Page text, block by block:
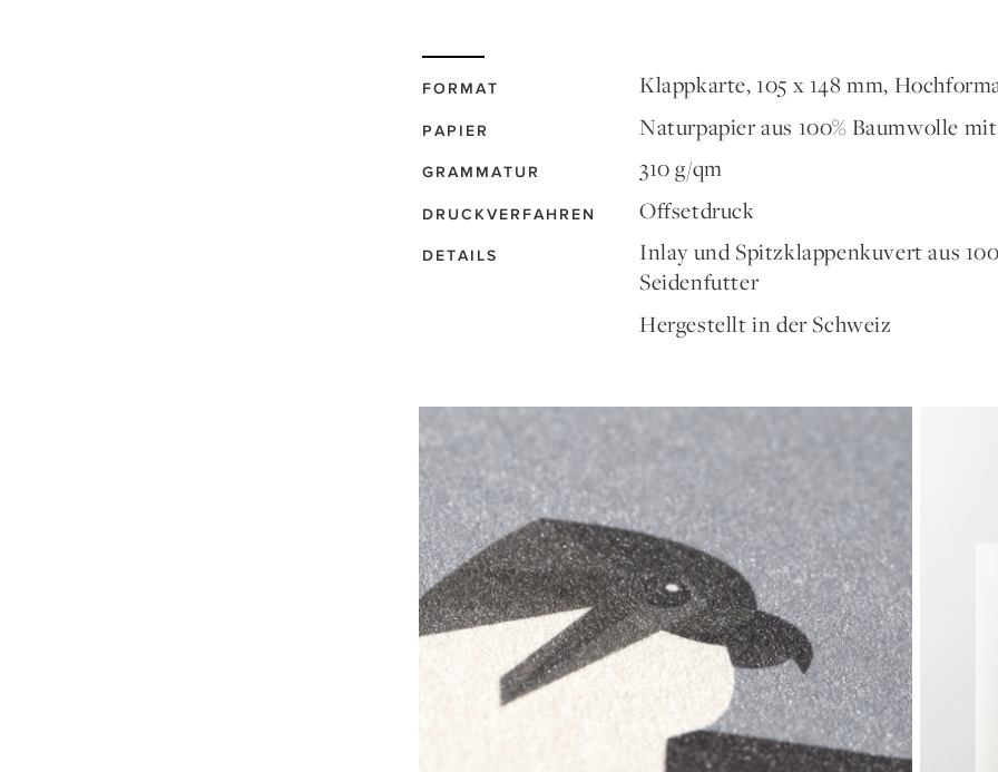
FORMAT Klappkarte, 105 x 148 mm,
PAPIER Naturpapier aus 100% Baumwolle
GRAMMATUR 310 g/qm
DRUCKVERFAHREN Offsetdruck
DETAILS
Inlay und Spitzklappenkuvert aus
Seidenfutter
Hergestellt in der Schweiz